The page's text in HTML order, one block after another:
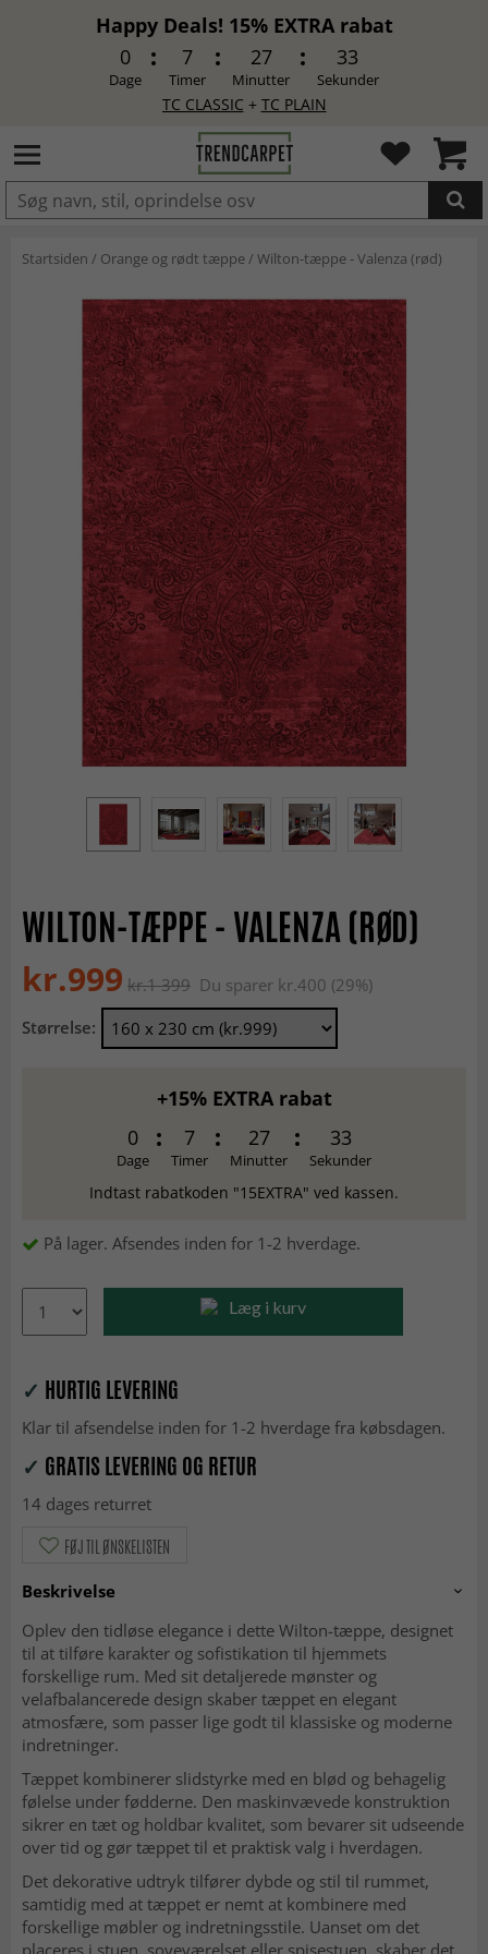
Happy Deals! 15% EXTRA rabat
0
Dage
7
Timer
27
Minutter
32
Sekunder
TC CLASSIC + TC PLAIN
LAGT I INDKØBSKURVEN.
Startsiden / Orange og rødt tæppe/Wilton-tæppe - Valenza (rød)
WILTON-TÆPPE - VALENZA (RØD)
kr.999 kr.1 399 Du sparer kr.400 (29%)
Størrelse:
+15% EXTRA rabat
0
Dage
7
Timer
27
Minutter
32
Sekunder
Indtast rabatkoden "15EXTRA" ved kassen.
På lager. Afsendes inden for 1-2 hverdage.
Læg i kurv
✓ HURTIG LEVERING
Klar til afsendelse inden for 1-2 hverdage fra købsdagen.
✓ GRATIS LEVERING OG RETUR
14 dages returret
FØJ TIL ØNSKELISTEN
Beskrivelse
Oplev den tidløse elegance i dette Wilton-tæppe, designet
til at tilføre karakter og sofistikation til hjemmets
forskellige rum. Med sit detaljerede mønster og
velafbalancerede design skaber tæppet en elegant
atmosfære, som passer lige godt til klassiske og moderne
indretninger.
Tæppet kombinerer slidstyrke med en blød og behagelig
følelse under fødderne. Den maskinvævede konstruktion
sikrer en tæt og holdbar kvalitet, som bevarer sit udseende
over tid og gør tæppet til et praktisk valg i hverdagen.
Det dekorative udtryk tilfører dybde og stil til rummet,
samtidig med at tæppet er nemt at kombinere med
forskellige møbler og indretningsstile. Uanset om det